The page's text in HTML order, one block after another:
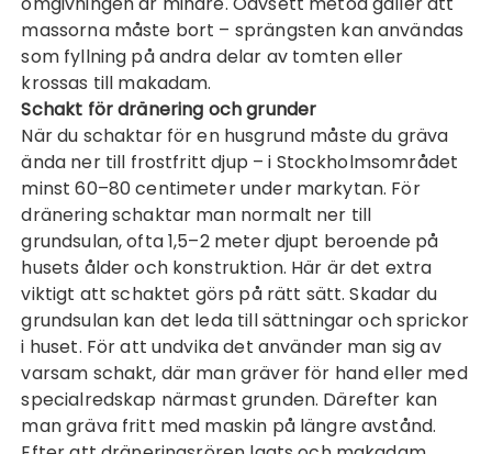
massorna måste bort – sprängsten kan användas
som fyllning på andra delar av tomten eller
krossas till makadam.
Schakt för dränering och grunder
När du schaktar för en husgrund måste du gräva
ända ner till frostfritt djup – i Stockholmsområdet
minst 60–80 centimeter under markytan. För
dränering schaktar man normalt ner till
grundsulan, ofta 1,5–2 meter djupt beroende på
husets ålder och konstruktion. Här är det extra
viktigt att schaktet görs på rätt sätt. Skadar du
grundsulan kan det leda till sättningar och sprickor
i huset. För att undvika det använder man sig av
varsam schakt, där man gräver för hand eller med
specialredskap närmast grunden. Därefter kan
man gräva fritt med maskin på längre avstånd.